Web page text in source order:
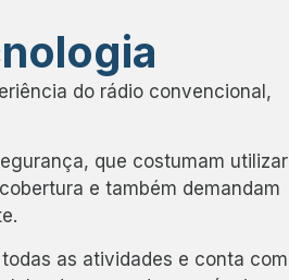
do rádio convencional,
que costumam utilizar
e também demandam
as atividades e conta com